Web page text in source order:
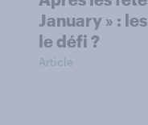
January » :
le défi ?
Article